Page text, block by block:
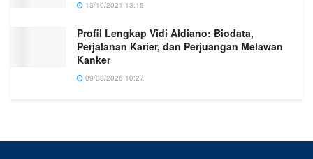
13/10/2021 13:15
Profil Lengkap Vidi Aldiano: Biodata,
Perjalanan Karier, dan Perjuangan Melawan
Kanker
09/03/2026 10:27